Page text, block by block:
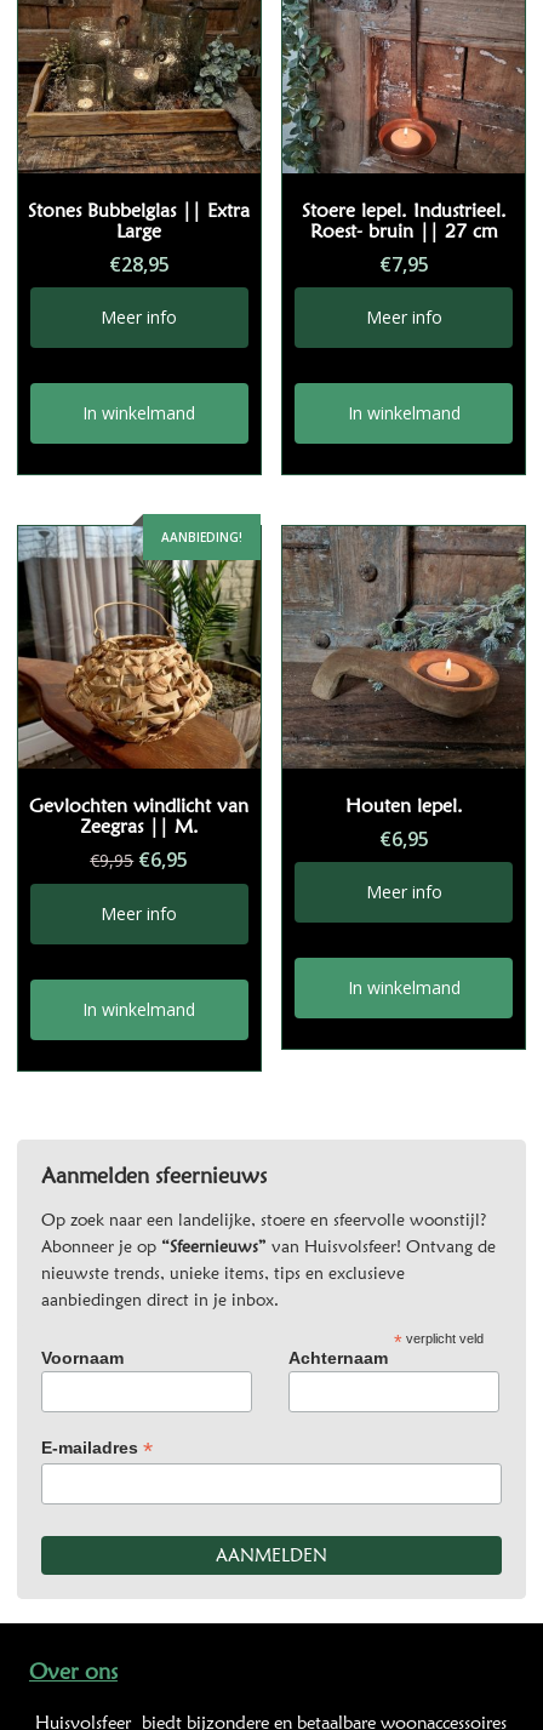
Stones Bubbelglas || Extra
Large
€28,95
Meer info
In winkelmand
Stoere lepel. Industrieel.
Roest- bruin || 27 cm
€7,95
Meer info
In winkelmand
AANBIEDING!
Gevlochten windlicht van
Zeegras || M.
€9,95 Oorspronkelijke
prijs
was:
€9,95.
€6,95
prijs
€6,95.
Meer info
In winkelmand
Houten lepel.
€6,95
Meer info
In winkelmand
Aanmelden sfeernieuws
Op zoek naar een landelijke, stoere en sfeervolle woonstijl?
Abonneer je op “Sfeernieuws” van Huisvolsfeer! Ontvang de
nieuwste trends, unieke items, tips en exclusieve
aanbiedingen direct in je inbox.
*verplicht veld
Voornaam Achternaam
E-mailadres *
Over ons
Huisvolsfeer biedt bijzondere en betaalbare woonaccessoires